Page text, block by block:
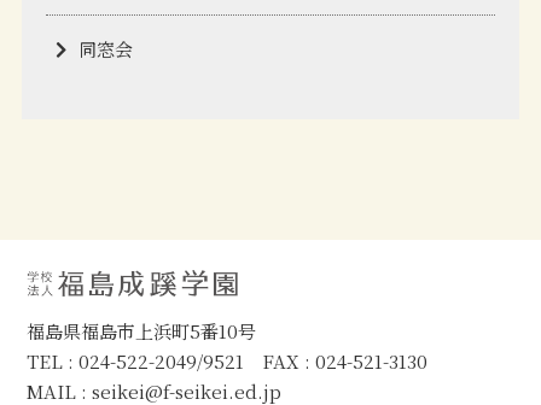
同窓会
福島県福島市上浜町5番10号
TEL : 024-522-2049/9521 FAX : 024-521-3130
MAIL :seikei@f-seikei.ed.jp